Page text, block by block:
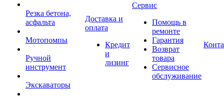
Резка бетона,
асфальта
Мотопомпы
Ручной
инструмент
Экскаваторы
Доставка и
оплата
Кредит
и
лизинг
Сервис
Помощь в
ремонте
Гарантия
Возврат
товара
Сервисное
обслуживание